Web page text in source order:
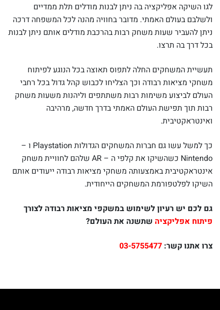
לגו השיקה אפליקציה בה ניתן לבנות מודלים תלת ממדיים
ולשלבם בעולם האמתי. מדובר בחוויה מהנה לכל המשפחה דרכה
ניתן להעביר שעות משחק רבות בהרכבת מודלים אותם ניתן לבנות
בכל דרך בה תרצו.
תעשיית המשחקים החלה לתפוס תאוצה בכל הנוגע לפיתוח
משחקי מציאות רבודה וכך הצליחו לכבוש קהל גדול בכל רחבי
העולם לביצוע משימות רבות משתתפים וליהנות משעות משחק
רבות תוך תפישת העולם האמתי בדרך חדשה, מרהיבה
ואינטראקטיבית.
כך למשל עשו גם חברות המשחקים הגדולות Playstation ו –
Nintendo כשהשיקו את קלפי ה – AR שלהם לחוויית משחק
אינטראקטיבית באמצעותה משחקי מציאות רבודה ייעודים אותם
השיקו לפלטפורמת המשחקים הייחודית.
גם לכם יש רעיון לשימוש במשקפי מציאות רבודה לצורך
פיתוח אפליקציה שתשנה את העולם?
צרו אתנו קשר: 03-5755477